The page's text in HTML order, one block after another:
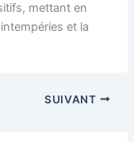
mettant en
et la
SUIVANT